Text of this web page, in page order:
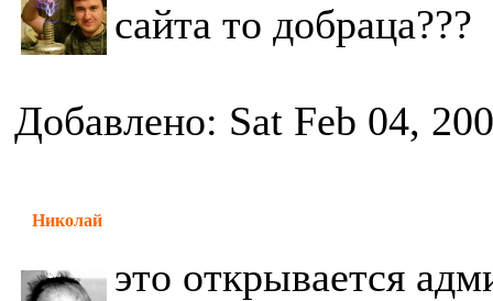
сайта то добраца???
Добавлено: Sat Feb 04,
Николай
это открывается